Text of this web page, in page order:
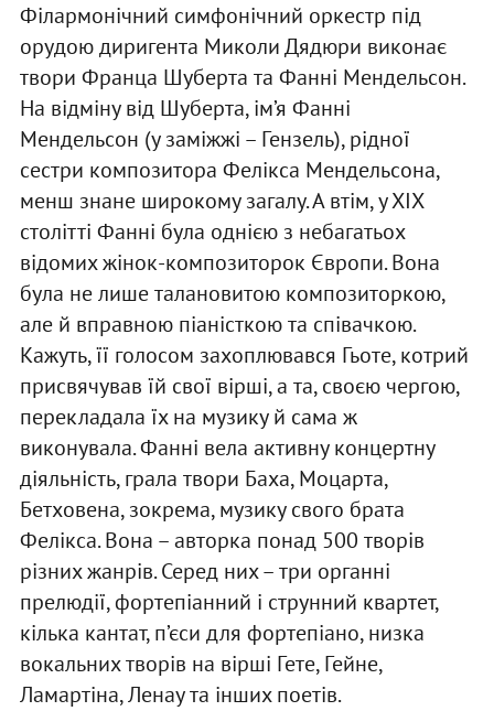
Філармонічний симфонічний оркестр під
орудою диригента Миколи Дядюри виконає
твори Франца Шуберта та Фанні Мендельсон.
На відміну від Шуберта, ім’я Фанні
Мендельсон (у заміжжі – Гензель), рідної
сестри композитора Фелікса Мендельсона,
менш знане широкому загалу. А втім, у ХІХ
столітті Фанні була однією з небагатьох
відомих жінок-композиторок Європи. Вона
була не лише талановитою композиторкою,
але й вправною піаністкою та співачкою.
Кажуть, її голосом захоплювався Гьоте, котрий
присвячував їй свої вірші, а та, своєю чергою,
перекладала їх на музику й сама ж
виконувала. Фанні вела активну концертну
діяльність, грала твори Баха, Моцарта,
Бетховена, зокрема, музику свого брата
Фелікса. Вона – авторка понад 500 творів
різних жанрів. Серед них – три органні
прелюдії, фортепіанний і струнний квартет,
кілька кантат, п’єси для фортепіано, низка
вокальних творів на вірші Гете, Гейне,
Ламартіна, Ленау та інших поетів.